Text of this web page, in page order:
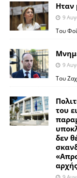
Ηταν
9
Του
9
Του
του
δεν